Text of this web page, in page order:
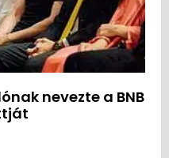
nevezte a BNB